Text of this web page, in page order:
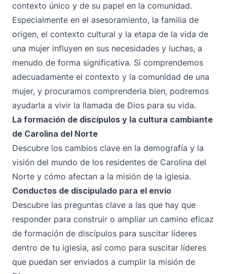
contexto único y de su papel en la comunidad.
Especialmente en el asesoramiento, la familia de
origen, el contexto cultural y la etapa de la vida de
una mujer influyen en sus necesidades y luchas, a
menudo de forma significativa. Si comprendemos
adecuadamente el contexto y la comunidad de una
mujer, y procuramos comprenderla bien, podremos
ayudarla a vivir la llamada de Dios para su vida.
La formación de discípulos y la cultura cambiante
de Carolina del Norte
Descubre los cambios clave en la demografía y la
visión del mundo de los residentes de Carolina del
Norte y cómo afectan a la misión de la iglesia.
Conductos de discipulado para el envío
Descubre las preguntas clave a las que hay que
responder para construir o ampliar un camino eficaz
de formación de discípulos para suscitar líderes
dentro de tu iglesia, así como para suscitar líderes
que puedan ser enviados a cumplir la misión de